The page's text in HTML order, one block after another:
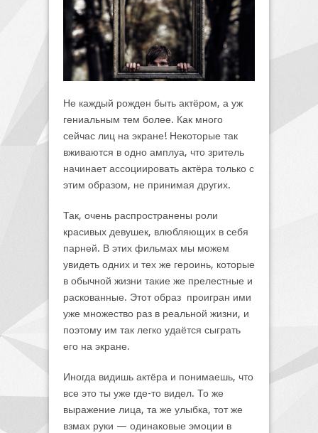
Не каждый рожден быть актёром, а уж
гениальным тем более. Как много
сейчас лиц на экране! Некоторые так
вживаются в одно амплуа, что зритель
начинает ассоциировать актёра только с
этим образом, не принимая других.
Так, очень распространены роли
красивых девушек, влюбляющих в себя
парней. В этих фильмах мы можем
увидеть одних и тех же героинь, которые
в обычной жизни такие же прелестные и
раскованные. Этот образ проигран ими
уже множество раз в реальной жизни, и
поэтому им так легко удаётся сыграть
его на экране.
Иногда видишь актёра и понимаешь, что
все это ты уже где-то видел. То же
выражение лица, та же улыбка, тот же
взмах руки — одинаковые эмоции в